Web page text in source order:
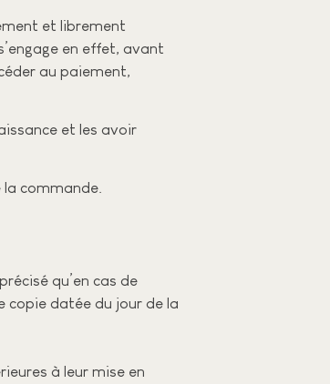
et librement
en effet, avant
au paiement,
et les avoir
la commande.
qu’en cas de
copie datée du jour de la
à leur mise en